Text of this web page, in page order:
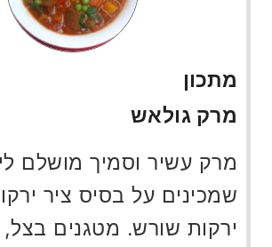
מתכון
מרק גולאש
מרק עשיר וסמיך מושלם
שמכינים על בסיס ציר
ירקות שורש. מטגנים